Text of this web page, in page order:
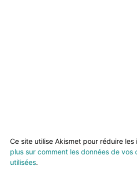
Ce site utilise Akismet pour réduire les
plus sur comment les données de vos
utilisées.